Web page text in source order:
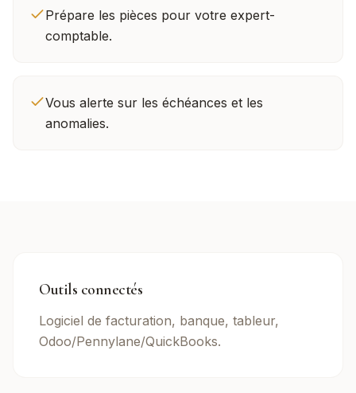
Prépare les pièces pour votre expert-
comptable.
Vous alerte sur les échéances et les
anomalies.
Outils connectés
Logiciel de facturation, banque, tableur,
Odoo/Pennylane/QuickBooks.